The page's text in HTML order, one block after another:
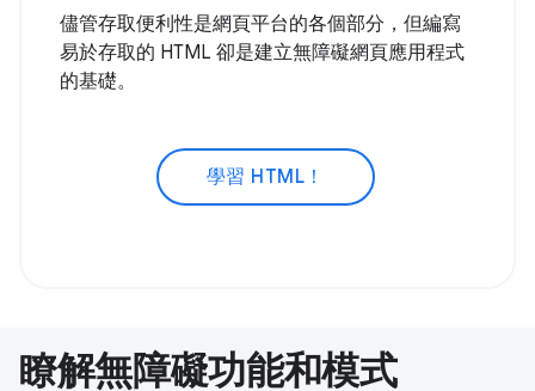
儘管存取便利性是網頁平台的各個部分，但編寫
易於存取的 HTML 卻是建立無障礙網頁應用程式
的基礎。
學習 HTML！
瞭解無障礙功能和模式